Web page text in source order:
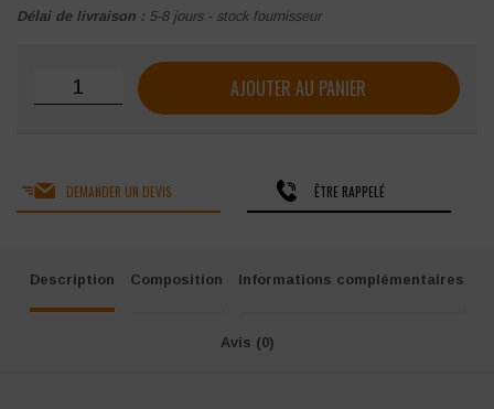
Délai de livraison : 5-8 jours - stock fournisseur
quantité de Sabot de travail Nordways Mado OB E A SRC
AJOUTER AU PANIER
DEMANDER UN DEVIS ÊTRE RAPPELÉ
Description Composition Informations complémentaires
Avis (0)